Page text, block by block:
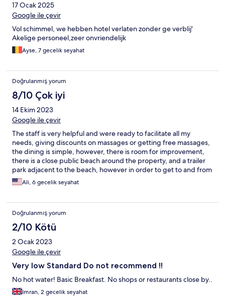
17 Ocak 2025
Google ile çevir
Vol schimmel, we hebben hotel verlaten zonder ge verblij'
Akelige personeel,zeer onvriendelijk
Ayse, 7 gecelik seyahat
Doğrulanmış yorum
8/10 Çok iyi
14 Ekim 2023
Google ile çevir
The staff is very helpful and were ready to facilitate all my
needs, giving discounts on massages or getting free massages,
the dining is simple, however, there is room for improvement,
there is a close public beach around the property, and a trailer
park adjacent to the beach, however in order to get to and from
the hotel you will definitely need transportation a private car,
the staff will provide it with discounted prices. Special thanks to
exceptional hospitality and resourcefulness.
Ali, 6 gecelik seyahat
Doğrulanmış yorum
2/10 Kötü
2 Ocak 2023
Google ile çevir
Very low Standard Do not recommend !!
No hot water! Basic Breakfast. No shops or restaurants close by..
Imran, 2 gecelik seyahat